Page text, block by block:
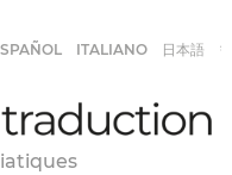
ITALIANO 日本語